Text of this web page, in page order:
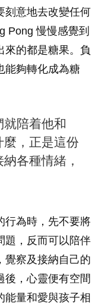
刻意地去改變任何
Pong 慢慢感覺到
來的都是糖果。負
能夠轉化成為糖
陪着他和
，正是這份
各種情緒，
行為時，先不要將
題，反而可以陪伴
覺察及接納自己的
後，心靈便有空間
能量和愛與孩子相